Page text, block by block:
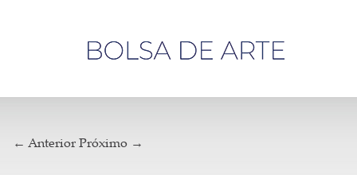
← Anterior Próximo →